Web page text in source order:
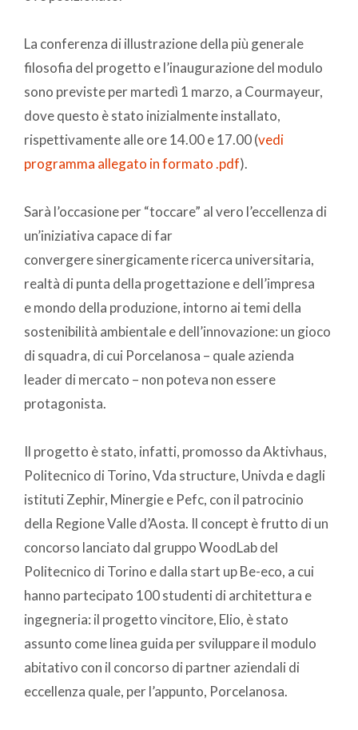
La conferenza di illustrazione della più generale
filosofia del progetto e l’inaugurazione del modulo
sono previste per martedì 1 marzo, a Courmayeur,
dove questo è stato inizialmente installato,
rispettivamente alle ore 14.00 e 17.00 (vedi
programma allegato in formato .pdf).
Sarà l’occasione per “toccare” al vero l’eccellenza di
un’iniziativa capace di far
convergere sinergicamente ricerca universitaria,
realtà di punta della progettazione e dell’impresa
e mondo della produzione, intorno ai temi della
sostenibilità ambientale e dell’innovazione: un gioco
di squadra, di cui Porcelanosa – quale azienda
leader di mercato – non poteva non essere
protagonista.
Il progetto è stato, infatti, promosso da Aktivhaus,
Politecnico di Torino, Vda structure, Univda e dagli
istituti Zephir, Minergie e Pefc, con il patrocinio
della Regione Valle d’Aosta. Il concept è frutto di un
concorso lanciato dal gruppo WoodLab del
Politecnico di Torino e dalla start up Be-eco, a cui
hanno partecipato 100 studenti di architettura e
ingegneria: il progetto vincitore, Elio, è stato
assunto come linea guida per sviluppare il modulo
abitativo con il concorso di partner aziendali di
eccellenza quale, per l’appunto, Porcelanosa.